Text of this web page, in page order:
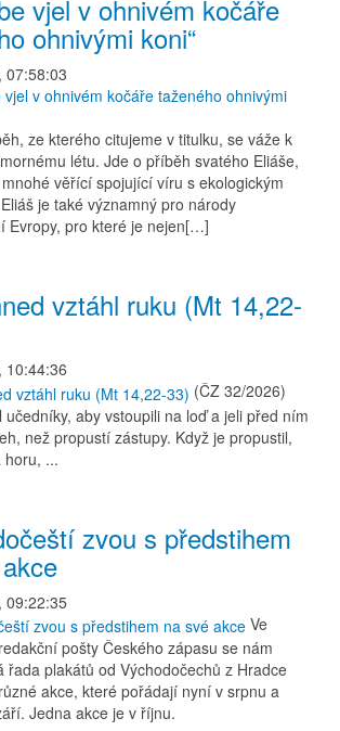
vjel v ohnivém kočáře
ohnivými koni“
07:58:03
ze kterého citujeme v titulku, se váže k
létu. Jde o příběh svatého Eliáše,
věřící spojující víru s ekologickým
je také významný pro národy
Evropy, pro které je nejen[…]
vztáhl ruku (Mt 14,22-
10:44:36
(ČZ 32/2026)
učedníky, aby vstoupili na loď a jeli před ním
než propustí zástupy. Když je propustil,
horu, ...
zvou s předstihem
09:22:35
Ve
pošty Českého zápasu se nám
řada plakátů od Východočechů z Hradce
akce, které pořádají nyní v srpnu a
Jedna akce je v říjnu.